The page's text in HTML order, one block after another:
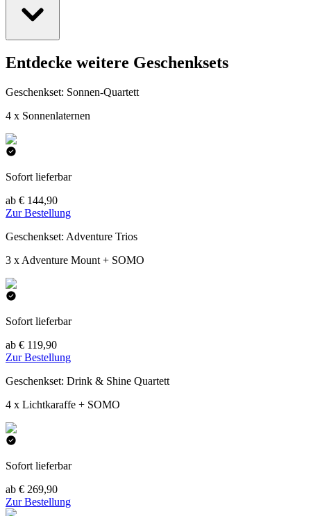
Entdecke weitere Geschenksets
Geschenkset: Sonnen-Quartett
4 x Sonnenlaternen
Sofort lieferbar
ab € 144,90
Zur Bestellung
Geschenkset: Adventure Trios
3 x Adventure Mount + SOMO
Sofort lieferbar
ab € 119,90
Zur Bestellung
Geschenkset: Drink & Shine Quartett
4 x Lichtkaraffe + SOMO
Sofort lieferbar
ab € 269,90
Zur Bestellung